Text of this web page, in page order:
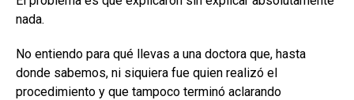
nada.
No entiendo para qué llevas a una doctora que, hasta
donde sabemos, ni siquiera fue quien realizó el
procedimiento y que tampoco terminó aclarando